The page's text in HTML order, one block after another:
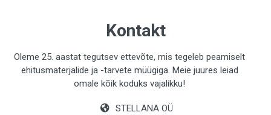
Kontakt
Oleme 25. aastat tegutsev ettevõte, mis tegeleb peamiselt
ehitusmaterjalide ja -tarvete müügiga. Meie juures leiad
omale kõik koduks vajalikku!
STELLANA OÜ